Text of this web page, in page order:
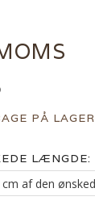
PÅ LAGER
LÆNGDE: